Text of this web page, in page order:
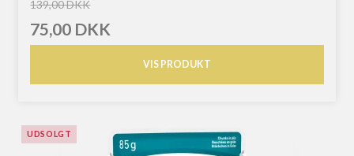
139,00 DKK
75,00 DKK
VIS PRODUKT
UDSOLGT